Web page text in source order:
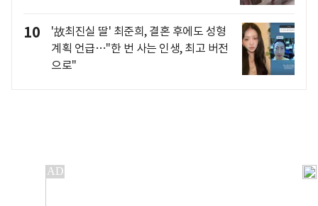
10
'故최진실 딸' 최준희, 결혼 후에도 성형
계획 언급…"한 번 사는 인생, 최고 버전
으로"